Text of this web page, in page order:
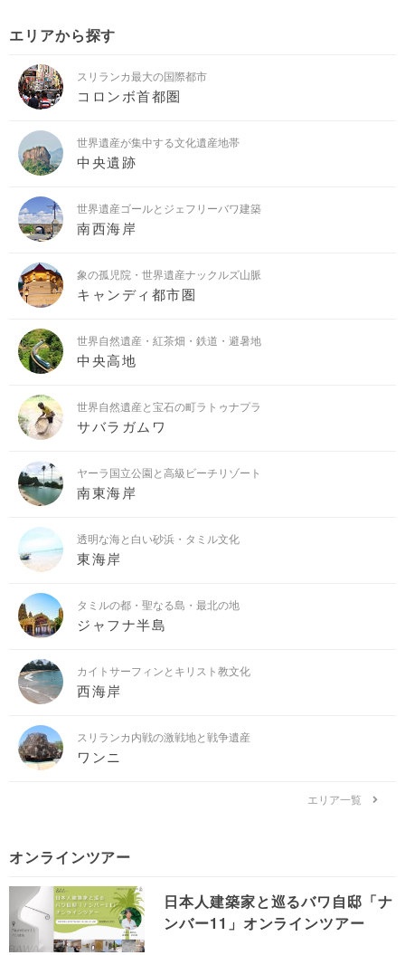
エリアから探す
スリランカ最大の国際都市
コロンボ首都圏
世界遺産が集中する文化遺産地帯
中央遺跡
世界遺産ゴールとジェフリーバワ建築
南西海岸
象の孤児院・世界遺産ナックルズ山脈
キャンディ都市圏
世界自然遺産・紅茶畑・鉄道・避暑地
中央高地
世界自然遺産と宝石の町ラトゥナプラ
サバラガムワ
ヤーラ国立公園と高級ビーチリゾート
南東海岸
透明な海と白い砂浜・タミル文化
東海岸
タミルの都・聖なる島・最北の地
ジャフナ半島
カイトサーフィンとキリスト教文化
西海岸
スリランカ内戦の激戦地と戦争遺産
ワンニ
エリア一覧
オンラインツアー
日本人建築家と巡るバワ自邸「ナ
ンバー11」オンラインツアー